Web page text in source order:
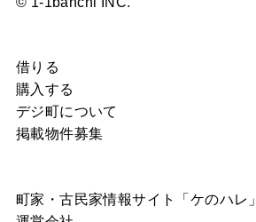
借りる
購入する
デジ町について
掲載物件募集
町家・古民家情報サイト「ケのハレ」